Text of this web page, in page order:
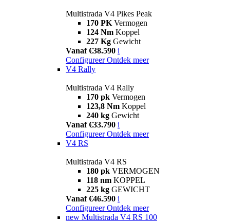
Multistrada V4 Pikes Peak
170 PK Vermogen
124 Nm Koppel
227 Kg Gewicht
Vanaf €38.590 i
Configureer Ontdek meer
V4 Rally
Multistrada V4 Rally
170 pk Vermogen
123,8 Nm Koppel
240 kg Gewicht
Vanaf €33.790 i
Configureer Ontdek meer
V4 RS
Multistrada V4 RS
180 pk VERMOGEN
118 nm KOPPEL
225 kg GEWICHT
Vanaf €46.590 i
Configureer Ontdek meer
new Multistrada V4 RS 100